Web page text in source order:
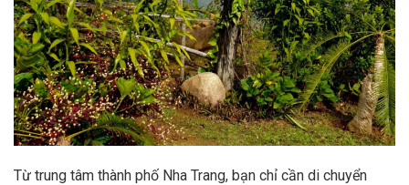
Từ trung tâm thành phố Nha Trang, bạn chỉ cần di chuyển